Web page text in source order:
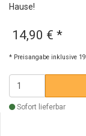
Hause!
14,90 € *
* Preisangabe inklusive
Sofort lieferbar